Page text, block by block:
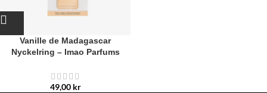
Vanille de Madagascar
Nyckelring – Imao Parfums
49,00 kr